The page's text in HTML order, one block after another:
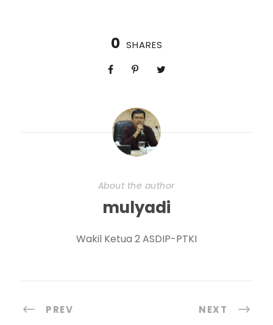
0 SHARES
About the author
mulyadi
Wakil Ketua 2 ASDIP-PTKI
PREV NEXT